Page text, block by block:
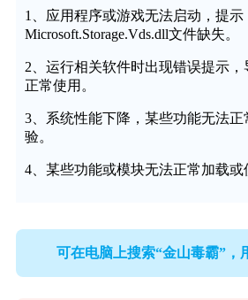
1、应用程序或游戏无法启动，提示
Microsoft.Storage.Vds.dll文件缺失。
2、运行相关软件时出现错误提示
正常使用。
3、系统性能下降，某些功能无法
验。
4、某些功能或模块无法正常加载或
可在电脑上搜索“金山毒霸”，